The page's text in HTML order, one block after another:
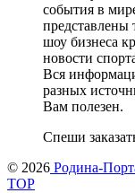
события в
представлены
шоу бизнеса
новости
Вся
разных
Вам полезен.
Спеши
© 2026 Родина-
TOP